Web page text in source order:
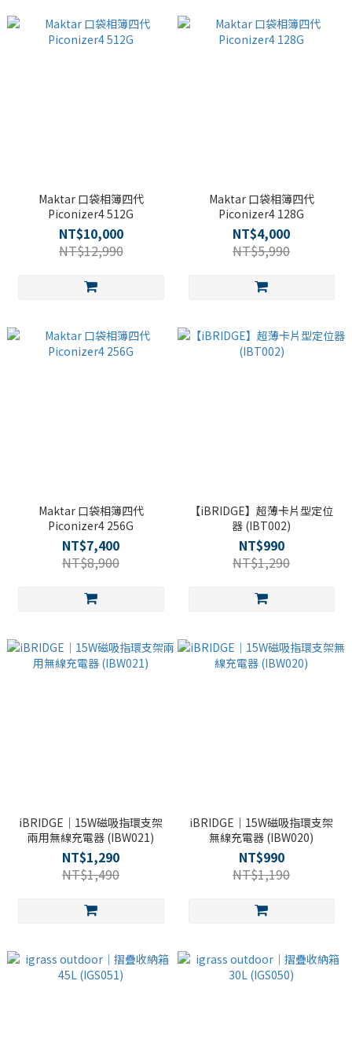
Maktar 口袋相簿四代
Piconizer4 512G
NT$10,000
NT$12,990
Maktar 口袋相簿四代
Piconizer4 128G
NT$4,000
NT$5,990
Maktar 口袋相簿四代
Piconizer4 256G
NT$7,400
NT$8,900
【iBRIDGE】超薄卡片型定位
器 (IBT002)
NT$990
NT$1,290
iBRIDGE｜15W磁吸指環支架
兩用無線充電器 (IBW021)
NT$1,290
NT$1,490
iBRIDGE｜15W磁吸指環支架
無線充電器 (IBW020)
NT$990
NT$1,190